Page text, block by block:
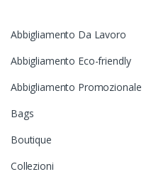
Abbigliamento Da Lavoro
Abbigliamento Eco-friendly
Abbigliamento Promozionale
Bags
Boutique
Collezioni